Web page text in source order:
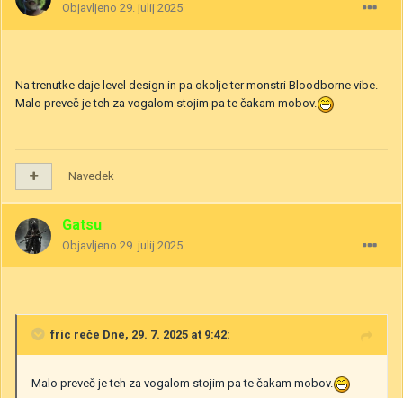
Objavljeno 29. julij 2025
Na trenutke daje level design in pa okolje ter monstri Bloodborne vibe.
Malo preveč je teh za vogalom stojim pa te čakam mobov.
Navedek
Gatsu
Objavljeno 29. julij 2025
fric reče Dne, 29. 7. 2025 at 9:42:
Malo preveč je teh za vogalom stojim pa te čakam mobov.